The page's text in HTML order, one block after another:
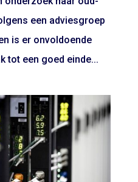
een adviesgroep
is er onvoldoende
tot een goed einde...